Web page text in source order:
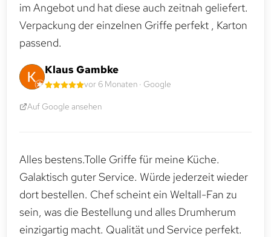
im Angebot und hat diese auch zeitnah geliefert.
Verpackung der einzelnen Griffe perfekt , Karton
passend.
Klaus Gambke
vor 6 Monaten · Google
Auf Google ansehen
Alles bestens.Tolle Griffe für meine Küche.
Galaktisch guter Service. Würde jederzeit wieder
dort bestellen. Chef scheint ein Weltall-Fan zu
sein, was die Bestellung und alles Drumherum
einzigartig macht. Qualität und Service perfekt.